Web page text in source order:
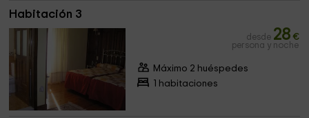
Habitación 3
desde 28 €
persona y noche
Máximo 2 huéspedes
1 habitaciones